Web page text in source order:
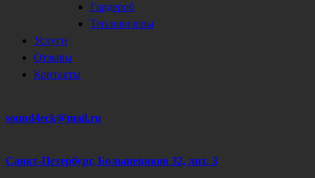
Гардероб
Тепловизоры
Услуги
Отзывы
Контакты
sound4eck@mail.ru
Санкт-Петербург, Большевиков 32, лит. З